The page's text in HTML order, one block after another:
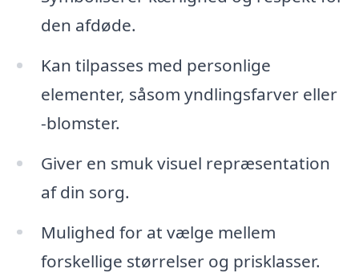
den afdøde.
Kan tilpasses med personlige
elementer, såsom yndlingsfarver eller
-blomster.
Giver en smuk visuel repræsentation
af din sorg.
Mulighed for at vælge mellem
forskellige størrelser og prisklasser.